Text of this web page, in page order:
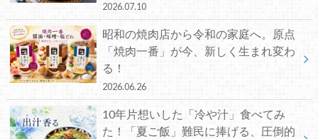
2026.07.10
昭和の焼肉店から令和の家庭へ。原点
「焼肉一番」が今、新しく生まれ変わ
る！
2026.06.26
10年片想いした「冷や汁」食べてみ
た！「夏ご飯」難民に捧げる、圧倒的